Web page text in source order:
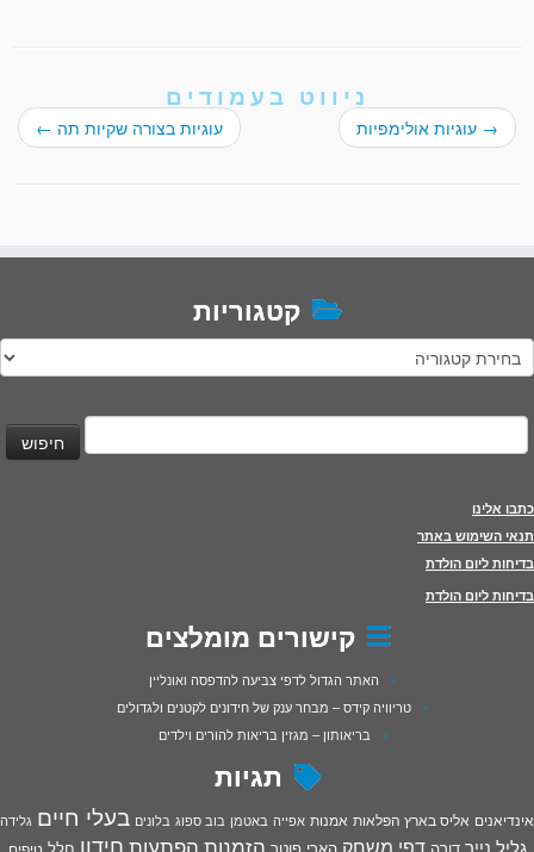
ניווט בעמודים
→ עוגיות אולימפיות עוגיות בצורה שקיות תה ←
קטגוריות
קטגוריות
כתבו אלינו
תנאי השימוש באתר
בדיחות ליום הולדת
בדיחות ליום הולדת
קישורים מומלצים
האתר הגדול לדפי צביעה להדפסה ואונליין
טריוויה קידס – מבחר ענק של חידונים לקטנים ולגדולים
בריאותון – מגזין בריאות להורים וילדים
תגיות
אינדיאנים אליס בארץ הפלאות אמנות אפייה באטמן בוב ספוג בלונים בעלי חיים גלידה
גליל נייר הפתעות חידון